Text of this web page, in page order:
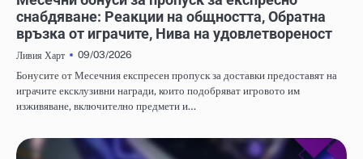
снабдяване: Реакции на общността, Обратна
връзка от играчите, Нива на удовлетвореност
Ливия Харт
09/03/2026
Бонусите от Месечния експресен пропуск за доставки предоставят на
играчите ексклузивни награди, които подобряват игровото им
изживяване, включително предмети и…